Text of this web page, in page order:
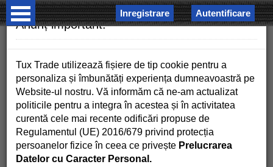
Inregistrare Autentificare
COSUL MEU
0 produse - 0.00 RON
×
Anunț important!
Tux Trade utilizează fișiere de tip cookie pentru a
personaliza și îmbunătăți experiența dumneavoastră pe
Website-ul nostru. Vă informăm că ne-am actualizat
politicile pentru a integra în acestea și în activitatea
curentă cele mai recente odificări propuse de
Regulamentul (UE) 2016/679 privind protecția
persoanelor fizice în ceea ce privește Prelucrarea
Datelor cu Caracter Personal.